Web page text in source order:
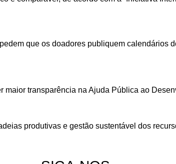
que os doadores publiquem calendários
maior transparência na Ajuda Pública ao
produtivas e gestão sustentável dos